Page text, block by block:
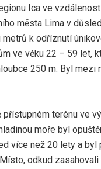
Ica ve
města Lima v
k odříznutí
ve věku 22 – 59 let,
250 m. Byl mezi
přístupném terénu ve
moře byl
více než 20 lety a byl
odkud zasahovali